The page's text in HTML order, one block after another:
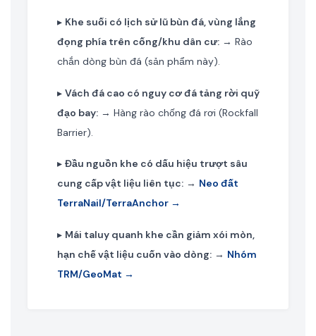
▸ Khe suối có lịch sử lũ bùn đá, vùng lắng
đọng phía trên cống/khu dân cư: → Rào
chắn dòng bùn đá (sản phẩm này).
▸Vách đá cao có nguy cơ đá tảng rời quỹ
đạo bay: → Hàng rào chống đá rơi (Rockfall
Barrier).
▸Đầu nguồn khe có dấu hiệu trượt sâu
cung cấp vật liệu liên tục: → Neo đất
TerraNail/TerraAnchor →
▸ Mái taluy quanh khe cần giảm xói mòn,
hạn chế vật liệu cuốn vào dòng: → Nhóm
TRM/GeoMat →